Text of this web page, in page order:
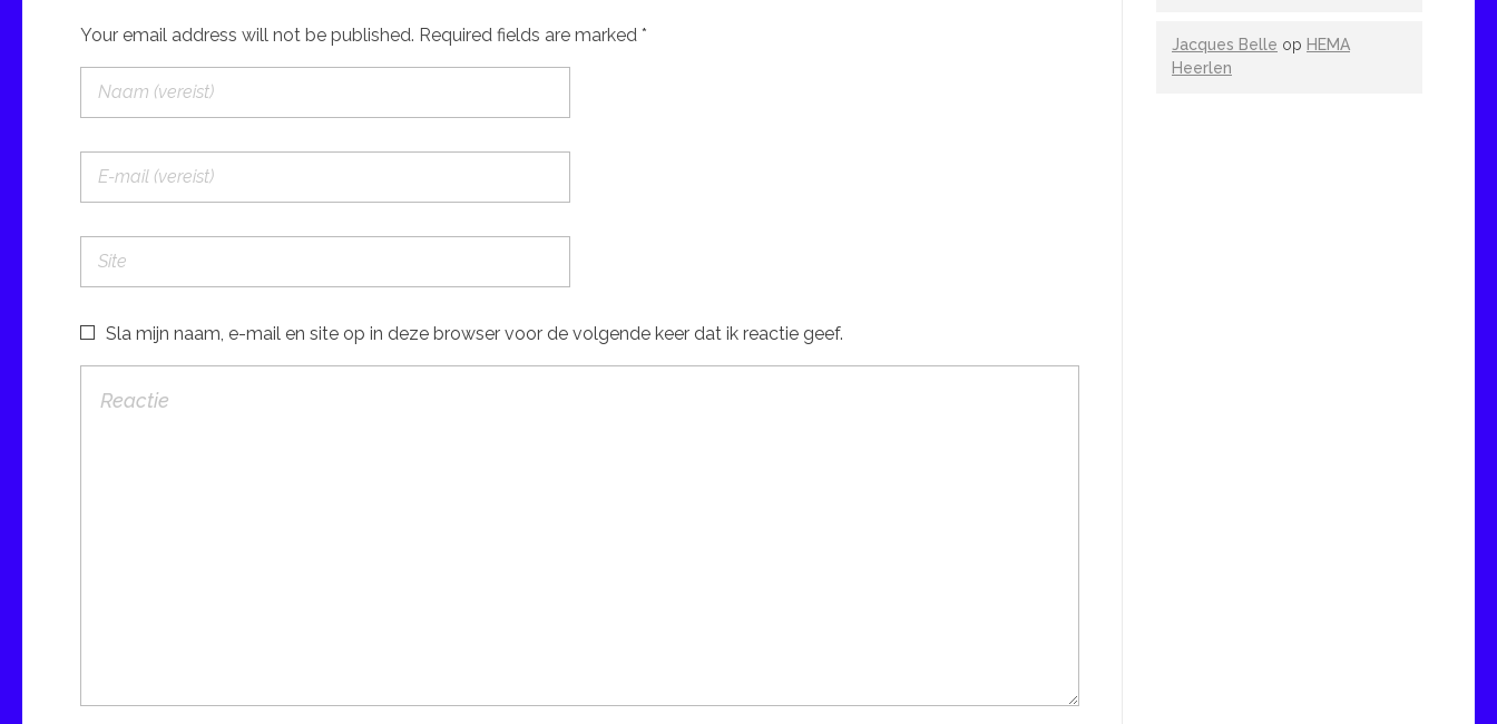
Your email address will not be published. Required fields are marked *
Sla mijn naam, e-mail en site op in deze browser voor de volgende keer dat ik reactie geef.
Jacques Belle op HEMA
Heerlen